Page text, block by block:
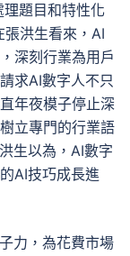
理題目和特性化
張洪生看來，AI
深刻行業為用戶
求AI數字人不只
年夜模子停止深
立專門的行業語
生以為，AI數字
AI技巧成長進
力，為花費市場